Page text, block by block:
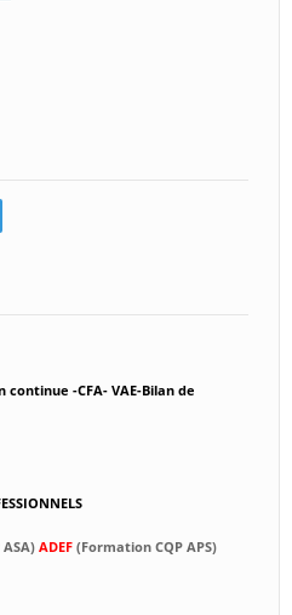
-CFA- VAE-Bilan de
ADEF (Formation CQP APS)